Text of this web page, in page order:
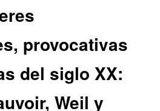
provocativas
del siglo XX:
Weil y